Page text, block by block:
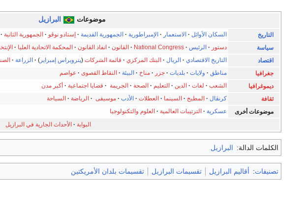
موضوعات البرازيل
التاريخ السكان الأوائل · الاستعمار · الإمبراطورية · الجمهورية القديمة · إستادو نوڤو · الجمهورية الثانية ·
سياسة
دستور · الرئيس ·
National Congress
· القانون · انفاذ القانون · المحكمة الاتحادية العليا ·
اقتصاد
التاريخ الاقتصادي · الريال · البنك المركزي · قائمة الشركات (پتروبراس إمبراير)
· الزراعة ·
جغرافيا
مناطق · ولايات · بلديات · جزر · مناخ · البيئة · النقاط القصوى · عواصم
ديموغرافيا
الشعب · لغات · الدين · التعليم · الصحة · الجريمة · قضايا اجتماعية · أكبر مدن
ثقافة
كرنڤال · المطبخ · السينما · العطلات · الأدب · موسيقى · الرياضة · السياحة
موضوعات أخرى
عسكرية · الترتيبات العالمية · العلوم والتكنولوجيا
البوابة · الأحداث الجارية في البرازيل
الكلمات الدالة: البرازيل
تصنيفات: أقاليم البرازيل تقسيمات البرازيل تقسيمات بلدان الأمريكتين